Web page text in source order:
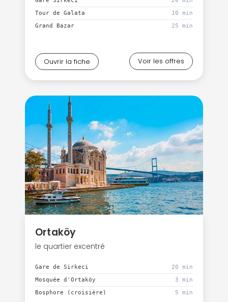
Tour de Galata
10 min
Grand Bazar
25 min
Ouvrir la fiche Voir les offres
Ortaköy
le quartier excentré
Gare de Sirkeci
20 min
Mosquée d'Ortaköy
3 min
Bosphore (croisière)
5 min